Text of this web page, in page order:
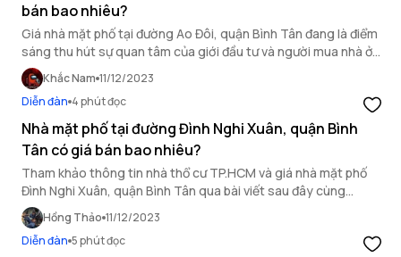
bán bao nhiêu?
Giá nhà mặt phố tại đường Ao Đôi, quận Bình Tân đang là điểm
sáng thu hút sự quan tâm của giới đầu tư và người mua nhà ở
TP HCM.
Khắc Nam 11/12/2023
Diễn đàn 4 phút đọc
Nhà mặt phố tại đường Đình Nghi Xuân, quận Bình
Tân có giá bán bao nhiêu?
Tham khảo thông tin nhà thổ cư TP.HCM và giá nhà mặt phố
Đình Nghi Xuân, quận Bình Tân qua bài viết sau đây cùng
OneHousing.
Hồng Thảo 11/12/2023
Diễn đàn 5 phút đọc